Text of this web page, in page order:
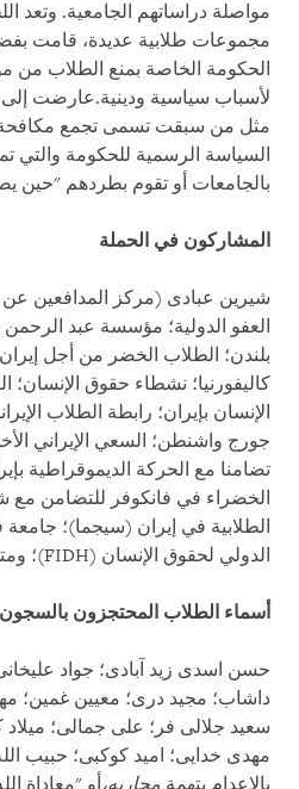
مواصلة دراساتهم الجامعية. وتعد
مجموعات طلابية عديدة، قامت
الحكومة الخاصة بمنع الطلاب من
لأسباب سياسية ودينية.عارضت إلى
مثل من سبقت تسمى تجمع مكافحة
السياسة الرسمية للحكومة والتي
بالجامعات أو تقوم بطردهم "حين
المشاركون في الحملة
شیرین عبادی (مركز المدافعين
العفو الدولية؛ مؤسسة عبد الرحمن
بلندن؛ الطلاب الخضر من أجل
كاليفورنيا؛ نشطاء حقوق الإنسان؛
الإنسان بإيران؛ رابطة الطلاب
جورج واشنطن؛ السعي الإيراني
تضامنا مع الحركة الديموقراطية
الخضراء في فانكوفر للتضامن مع
الطلابية في إيران (سيجما)؛ جامعة
الدولي لحقوق الإنسان (FIDH)؛
أسماء الطلاب المحتجزون بالسجون
حسن اسدی زید آبادی؛ جواد
داشاب؛ مجید دری؛ معیین غمین؛
سعید جلالی فر؛ علی جمالی؛
مهدی خدایی؛ امید کوکبی؛ حبیب